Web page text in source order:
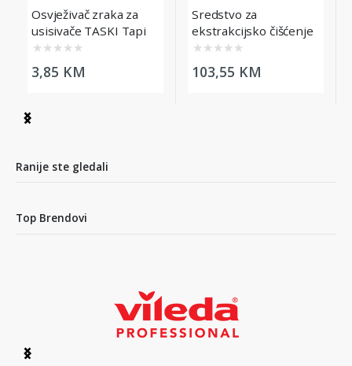
Osvježivač zraka za
usisivače TASKI Tapi
Deo
★ ★ ★ ★ ★
3,85 KM
Sredstvo za
ekstrakcijsko čišćenje
tepiha TASKI Tapi
Extract, 5L
★ ★ ★ ★ ★
103,55 KM
Item
4
Ranije ste gledali
Top Brendovi
Item